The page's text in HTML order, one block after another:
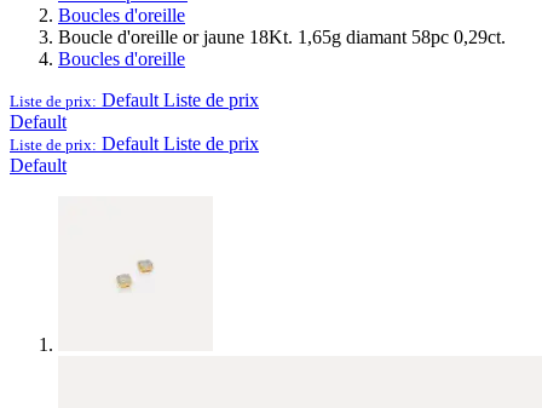
Boucles d'oreille
Boucle d'oreille or jaune 18Kt. 1,65g diamant 58pc 0,29ct.
Boucles d'oreille
Liste de prix: Default Liste de prix
Default
Liste de prix: Default Liste de prix
Default